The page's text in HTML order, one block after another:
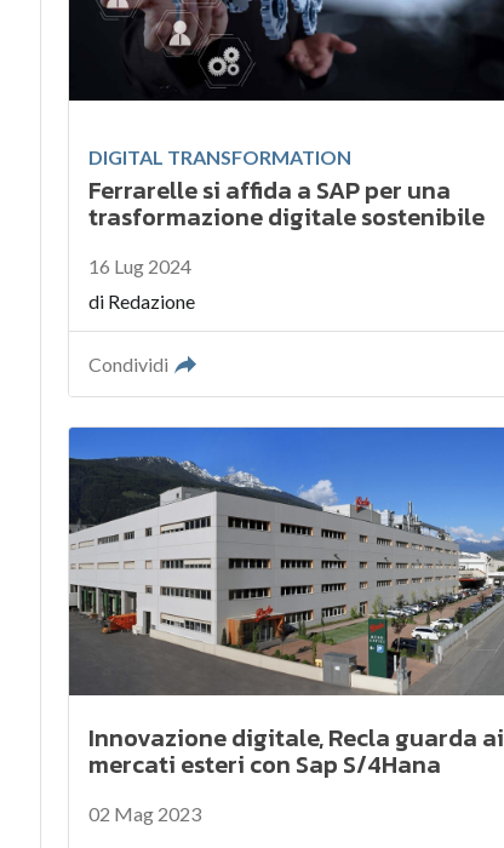
DIGITAL TRANSFORMATION
Ferrarelle si affida a SAP per una
trasformazione digitale sostenibile
16 Lug 2024
di Redazione
Condividi
Innovazione digitale, Recla guarda ai
mercati esteri con Sap S/4Hana
02 Mag 2023